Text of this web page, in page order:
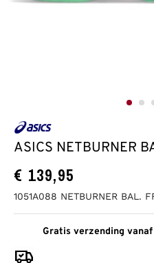
ASICS NETBURNER
€ 139,95
1051A088 NETBURNER BAL.
Gratis verzending